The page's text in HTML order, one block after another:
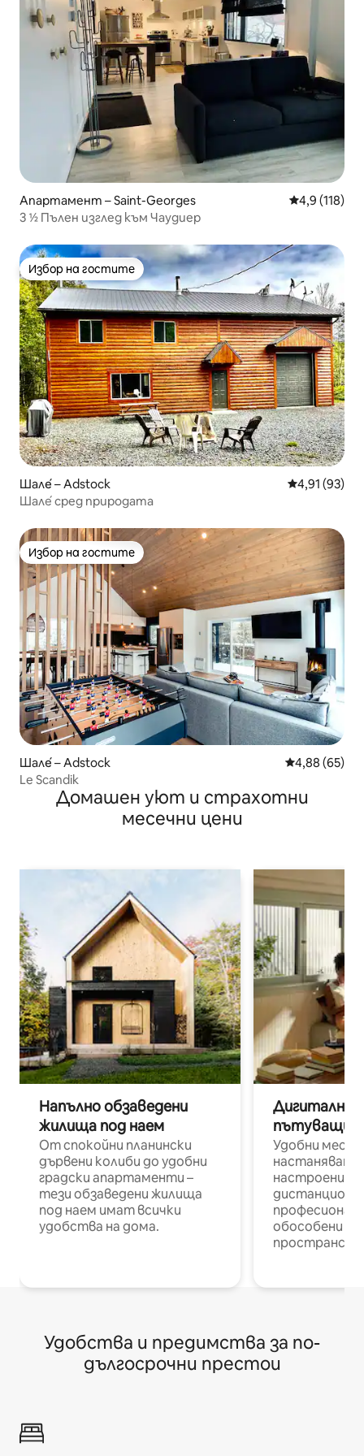
Апартамент – Saint-Georges Средна
4,9 (118)
3 ½ Пълен изглед към Чаудиер
Избор на гостите
Избор на гостите
Шале́ – Adstock Средна
4,91 (93)
Шале́ сред природата
Избор на гостите
Избор на гостите
Шале́ – Adstock Средна
4,88 (65)
Le Scandik
Домашен уют и страхотни
месечни цени
Напълно обзаведени
жилища под наем
От спокойни планински
дървени колиби до удобни
градски апартаменти –
тези обзаведени жилища
под наем имат всички
удобства на дома.
Дигитални
пътуващи
Удобни
настаняване
настроени и
обособени
Удобства и предимства за по-
дългосрочни престои